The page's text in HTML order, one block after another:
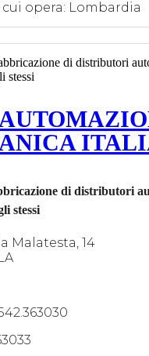
opera: Lombardia
di distributori
stessi
Malatesta, 14